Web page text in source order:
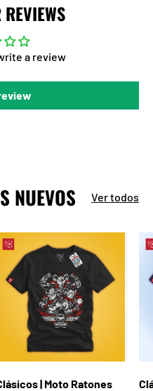
a review
NUEVOS Ver todos
| Moto Ratones